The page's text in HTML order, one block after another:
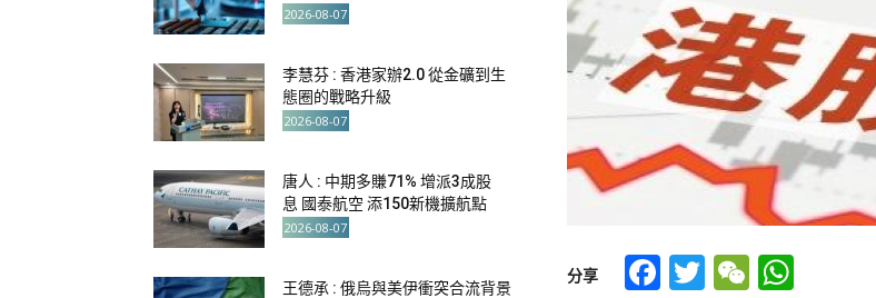
分享 Facebook
TwitterWeChat
2026-08-07
李慧芬 : 香港家辦2.0 從金礦到生
態圈的戰略升級
2026-08-07
唐人 : 中期多賺71% 增派3成股
息 國泰航空 添150新機擴航點
2026-08-07
王德承 : 俄烏與美伊衝突合流背景